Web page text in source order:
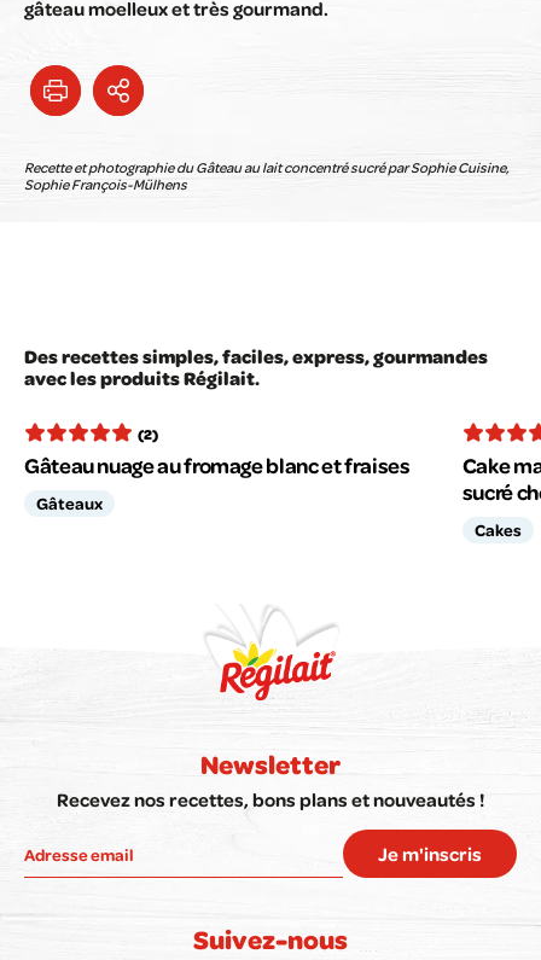
gâteau moelleux et très gourmand.
Recette et photographie du Gâteau au lait concentré sucré par Sophie Cuisine,
Sophie François-Mülhens
Des recettes simples, faciles, express, gourmandes
avec les produits Régilait.
(2)
Gâteau nuage au fromage blanc et fraises
Gâteaux
Cake
sucré
Cakes
Newsletter
Recevez nos recettes, bons plans et nouveautés !
Je m'inscris
Suivez-nous